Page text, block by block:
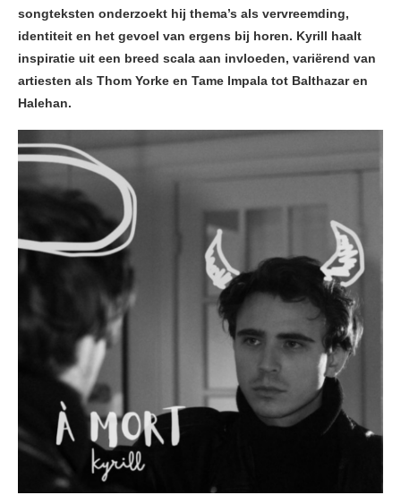
songteksten onderzoekt hij thema’s als vervreemding,
identiteit en het gevoel van ergens bij horen. Kyrill haalt
inspiratie uit een breed scala aan invloeden, variërend van
artiesten als Thom Yorke en Tame Impala tot Balthazar en
Halehan.